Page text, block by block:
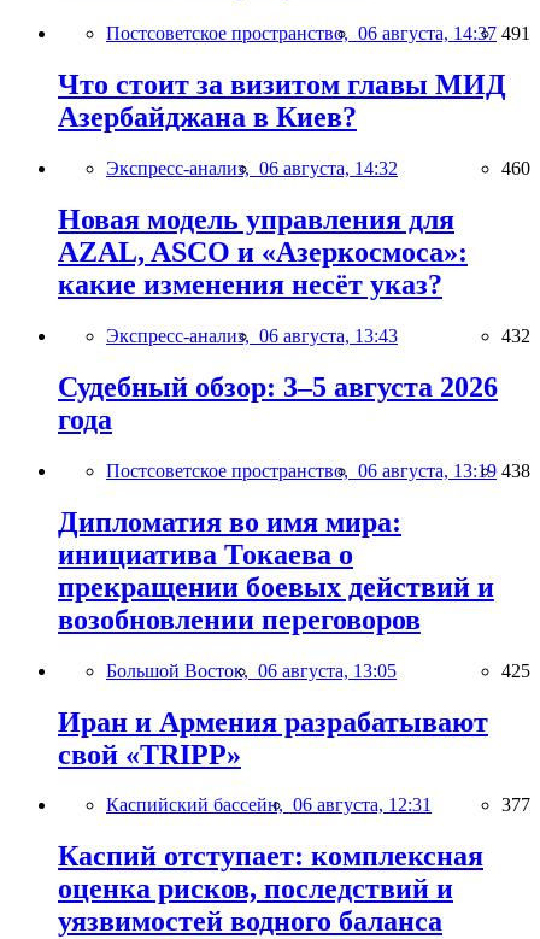
Постсоветское пространство, 06 августа, 14:37 491
Что стоит за визитом главы МИД
Азербайджана в Киев?
Экспресс-анализ, 06 августа, 14:32 460
Новая модель управления для
AZAL, ASCO и «Азеркосмоса»:
какие изменения несёт указ?
Экспресс-анализ, 06 августа, 13:43 432
Судебный обзор: 3–5 августа 2026
года
Постсоветское пространство, 06 августа, 13:19 438
Дипломатия во имя мира:
инициатива Токаева о
прекращении боевых действий и
возобновлении переговоров
Большой Восток, 06 августа, 13:05 425
Иран и Армения разрабатывают
свой «TRIPP»
Каспийский бассейн, 06 августа, 12:31 377
Каспий отступает: комплексная
оценка рисков, последствий и
уязвимостей водного баланса